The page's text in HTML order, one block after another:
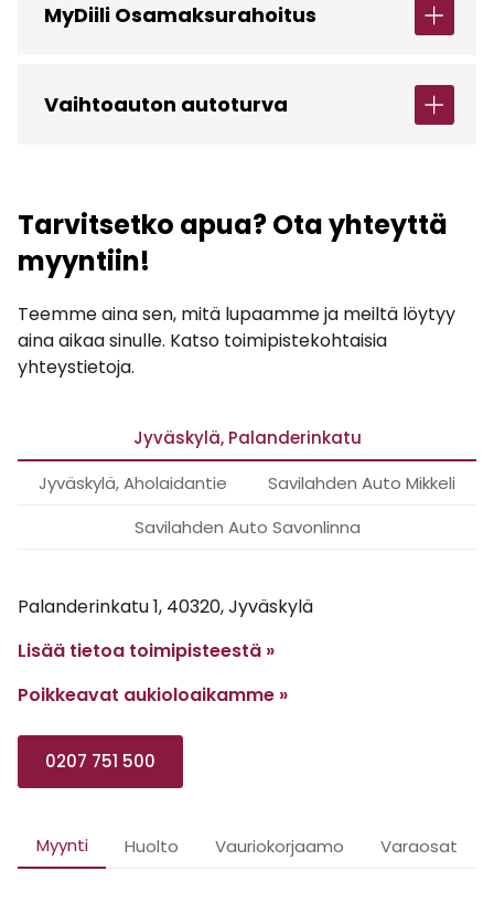
MyDiili Osamaksurahoitus
Vaihtoauton autoturva
Tarvitsetko apua? Ota yhteyttä
myyntiin!
Teemme aina sen, mitä lupaamme ja meiltä löytyy
aina aikaa sinulle. Katso toimipistekohtaisia
yhteystietoja.
Jyväskylä, Palanderinkatu
Jyväskylä, Aholaidantie
Savilahden Auto Mikkeli
Savilahden Auto Savonlinna
Palanderinkatu 1, 40320, Jyväskylä
Lisää tietoa toimipisteestä »
Poikkeavat aukioloaikamme »
0207 751 500
Myynti Huolto Vauriokorjaamo Varaosat